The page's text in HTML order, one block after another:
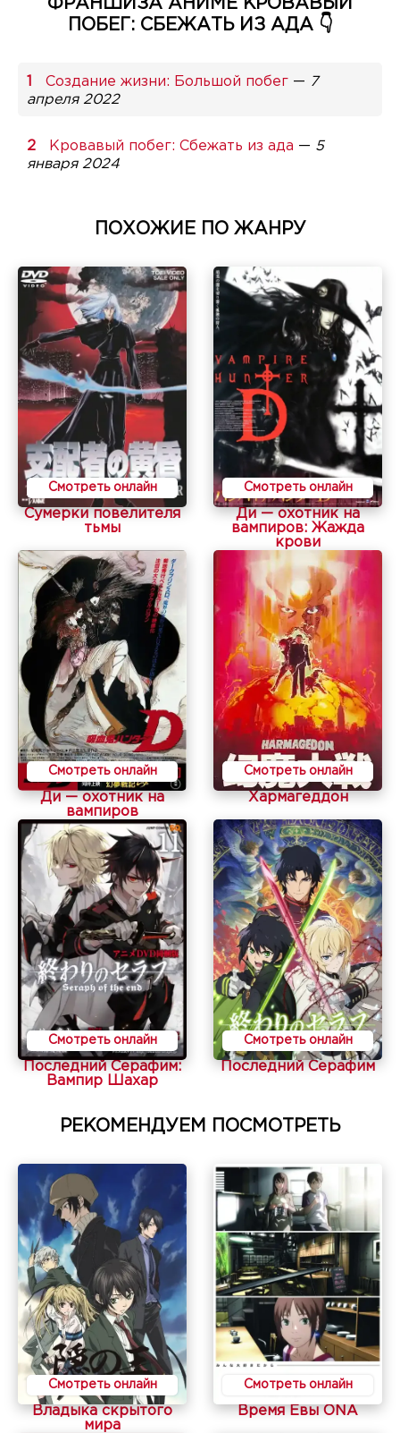
ФРАНШИЗА АНИМЕ КРОВАВЫЙ
ПОБЕГ: СБЕЖАТЬ ИЗ АДА 👇
Создание жизни: Большой побег — 7
апреля 2022
Кровавый побег: Сбежать из ада — 5
января 2024
ПОХОЖИЕ ПО ЖАНРУ
Смотреть онлайн
Сумерки повелителя
тьмы
Смотреть онлайн
Ди — охотник на
вампиров: Жажда
крови
Смотреть онлайн
Ди — охотник на
вампиров
Смотреть онлайн
Хармагеддон
Смотреть онлайн
Последний Серафим:
Вампир Шахар
Смотреть онлайн
Последний Серафим
РЕКОМЕНДУЕМ ПОСМОТРЕТЬ
Смотреть онлайн
Владыка скрытого
мира
Смотреть онлайн
Время Евы ONA